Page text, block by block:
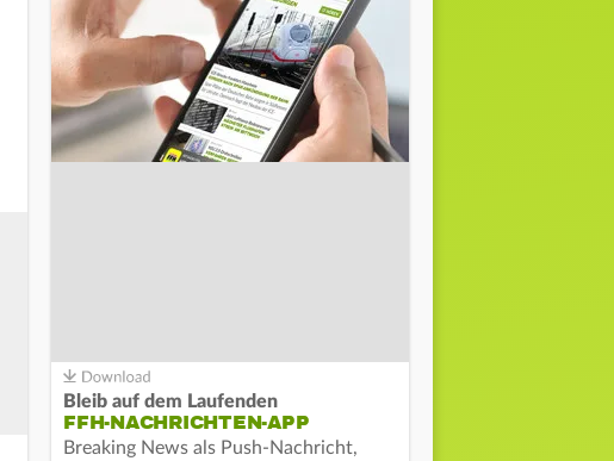
Bleib auf dem Laufenden
FFH-NACHRICHTEN-APP
Breaking News als Push-Nachricht,